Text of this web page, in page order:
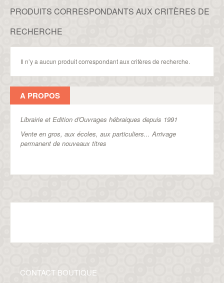
PRODUITS CORRESPONDANTS AUX CRITÈRES DE
RECHERCHE
Il n’y a aucun produit correspondant aux critères de recherche.
A PROPOS
Librairie et Edition d'Ouvrages hébraiques depuis 1991
Vente en gros, aux écoles, aux particuliers...Arrivage
permanent de nouveaux titres
CONTACT BOUTIQUE